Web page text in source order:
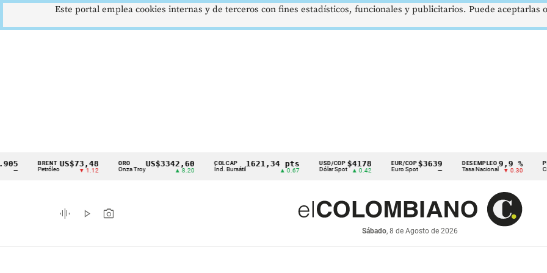
Cintillo
indicadores
económicos
BRENT
Petróleo
US$73,48
▼ 1.12
ORO
Onza Troy
US$3342,60 COLCAP
Índ. Bursátil
1621,34 pts USD/COP
Dólar Spot
$4178
▲ 0.42
EUR/COP
Euro Spot
$3639
—
DESEMPLEO
Tasa Nacional
9,9 %
▼ 0.30
PIB
Crec.
graphic_eq play_arrow photo_camera
Sábado, 8 de Agosto de 2026
Este portal emplea cookies internas y de terceros con fines estadísticos, funcionales y publicitarios. Puede aceptarlas